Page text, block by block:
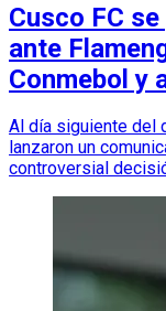
Cusco FC
ante
Conmebol y
Al día siguiente del
lanzaron un
controversial